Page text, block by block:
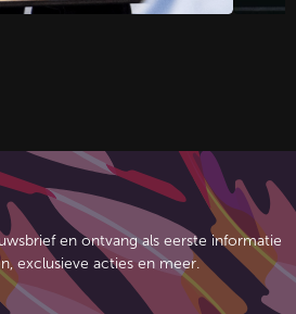
en ontvang als eerste informatie
exclusieve acties en meer.